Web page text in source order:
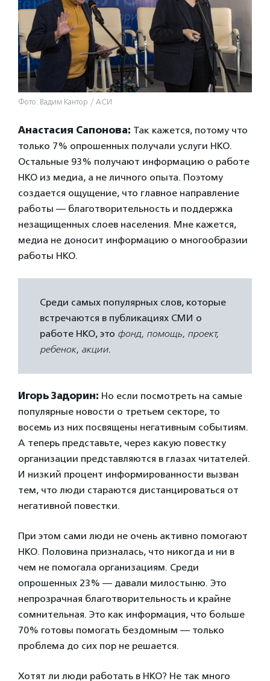
Фото: Вадим Кантор / АСИ
Анастасия Сапонова: Так кажется, потому что
только 7% опрошенных получали услуги НКО.
Остальные 93% получают информацию о работе
НКО из медиа, а не личного опыта. Поэтому
создается ощущение, что главное направление
работы — благотворительность и поддержка
незащищенных слоев населения. Мне кажется,
медиа не доносит информацию о многообразии
работы НКО.
Среди самых популярных слов, которые
встречаются в публикациях СМИ о
работе НКО, это фонд, помощь, проект,
ребенок, акции.
Игорь Задорин: Но если посмотреть на самые
популярные новости о третьем секторе, то
восемь из них посвящены негативным событиям.
А теперь представьте, через какую повестку
организации представляются в глазах читателей.
И низкий процент информированности вызван
тем, что люди стараются дистанцироваться от
негативной повестки.
При этом сами люди не очень активно помогают
НКО. Половина призналась, что никогда и ни в
чем не помогала организациям. Среди
опрошенных 23% — давали милостыню. Это
непрозрачная благотворительность и крайне
сомнительная. Это как информация, что больше
70% готовы помогать бездомным — только
проблема до сих пор не решается.
Хотят ли люди работать в НКО? Не так много